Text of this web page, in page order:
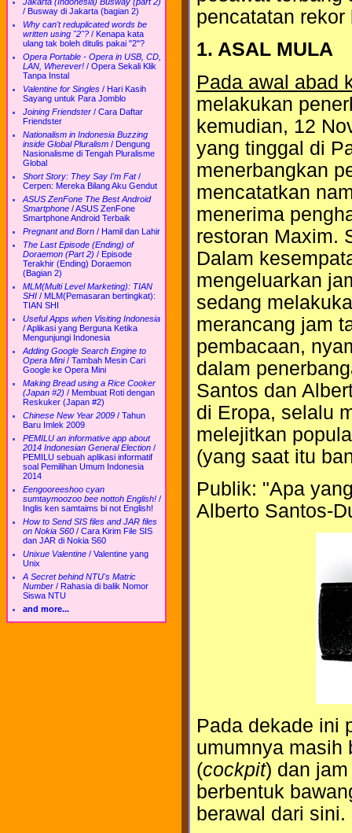
/ Busway di Jakarta (bagian 2)
Why can't reduplicated words be
written using "2"? / Kenapa kata
ulang tak boleh ditulis pakai "2"?
Opera Portable - Opera in USB, CD,
LAN, Wherever! / Opera Sekali Klik
Tanpa Instal
Valentine for Singles / Hari Kasih
Sayang untuk Para Jomblo
Joining Friendster / Cara Daftar
Friendster
Nationalism in Indonesia Buzzing
inside Global Pluralism / Dengung
Nasionalisme di Tengah Pluralisme
Global
Short Story: They Say I'm Fat/
Cerpen: Mereka Bilang Aku Gendut
ASUS ZenFone The Best Android
Smartphone /ASUS ZenFone
Smartphone Android Terbaik
Pregnant and Born / Hamil dan Lahir
The Last Episode (Ending) of
Doraemon (Part 2) / Episode
Terakhir (Ending) Doraemon
(Bagian 2)
MLM(Multi Level Marketing): TIAN
SHI / MLM(Pemasaran bertingkat):
TIAN SHI
Useful Apps when Visiting Indonesia
/Aplikasi yang Berguna Ketika
Mengunjungi Indonesia
Adding Google Search Engine to
Opera Mini/ Tambah Mesin Cari
Google ke Opera Mini
Making Bread using a Rice Cooker
(Japan #2) / Membuat Roti dengan
Reskuker (Japan #2)
Chinese New Year 2009 / Tahun
Baru Imlek 2009
PEMILU an informative app about
2014 Indonesian General Election /
PEMILU sebuah aplikasi informatif
soal Pemilihan Umum Indonesia
2014
Eengooreeshoo cyan
sumtaymoozoo bee nottoh English! /
Inglis ken samtaims bi not English!
How to Send SIS files and JAR files
on Nokia S60 / Cara Kirim File SIS
dan JAR di Nokia S60
Unixue Valentine / Valentine yang
Unix
A Secret behind NTU's Matric
Number / Rahasia di balik Nomor
Siswa NTU
and more...
pencatatan rekor
1. ASAL MULA
Pada awal abad
melakukan
kemudian, 12
yang tinggal di
menerbangkan
mencatatkan
menerima
restoran Maxim.
Dalam
mengeluarkan
sedang
merancang jam
pembacaan,
dalam
Santos dan
di Eropa, selalu
melejitkan
(yang saat itu
Publik: "Apa
Alberto Santos-
Pada dekade ini
umumnya masih
(cockpit) dan
berbentuk
berawal dari sini.